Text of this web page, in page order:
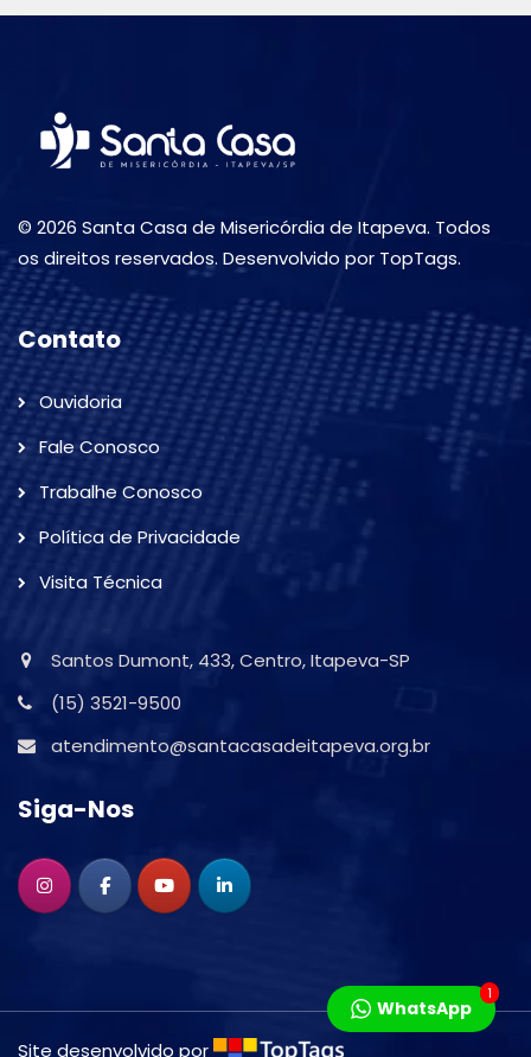
© 2026 Santa Casa de Misericórdia de Itapeva. Todos
os direitos reservados. Desenvolvido por TopTags.
Contato
Ouvidoria
Fale Conosco
Trabalhe Conosco
Política de Privacidade
Visita Técnica
Santos Dumont, 433, Centro, Itapeva-SP
(15) 3521-9500
atendimento@santacasadeitapeva.org.br
Siga-Nos
Site desenvolvido por
WhatsApp
1